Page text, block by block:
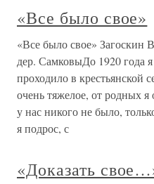
«Все было свое»
«Все было свое» Загоскин
дер. СамковыДо 1920 года
проходило в крестьянской
очень тяжелое, от родных я
у нас никого не было,
я подрос, с
«Доказать